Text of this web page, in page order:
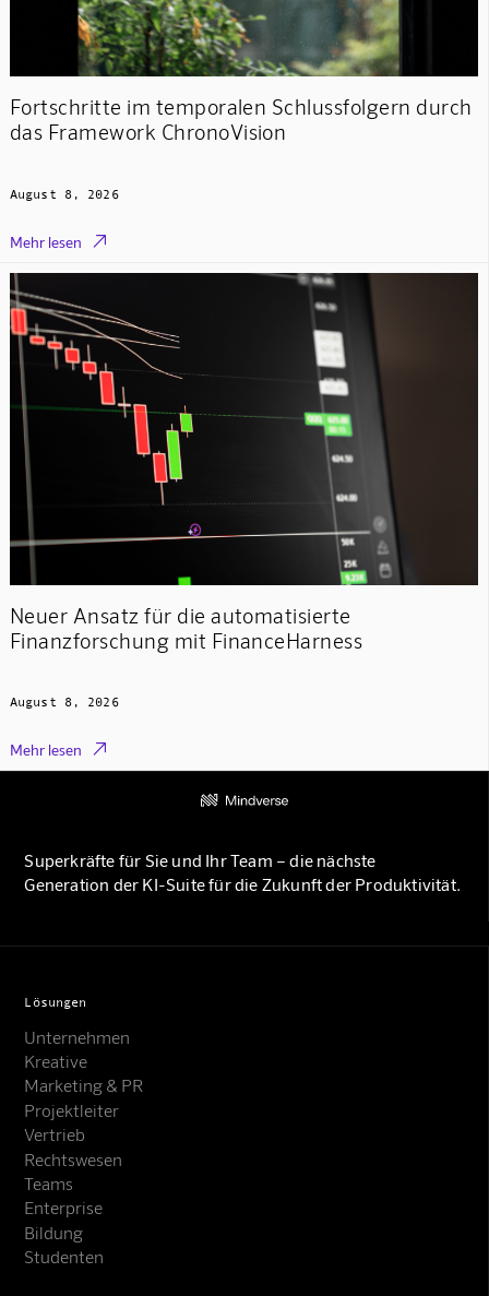
Fortschritte im temporalen Schlussfolgern durch
das Framework ChronoVision
August 8, 2026
Mehr lesen 
Neuer Ansatz für die automatisierte
Finanzforschung mit FinanceHarness
August 8, 2026
Mehr lesen 
Superkräfte für Sie und Ihr Team – die nächste
Generation der KI-Suite für die Zukunft der Produktivität.
Lösungen
Unternehmen
Kreative
Marketing & PR
Projektleiter
Vertrieb
Rechtswesen
Teams
Enterprise
Bildung
Studenten